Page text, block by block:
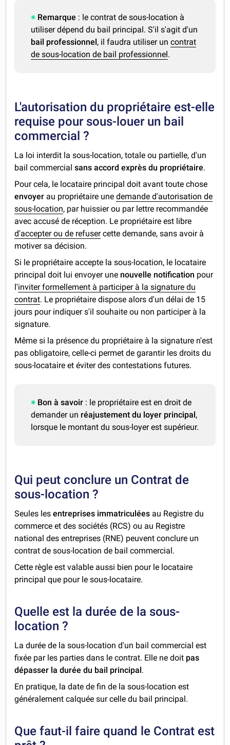
Remarque : le contrat de sous-location à
utiliser dépend du bail principal. S'il s'agit d'un
bail professionnel, il faudra utiliser uncontrat
de sous-location de bail professionnel.
L'autorisation du propriétaire est-elle
requise pour sous-louer un bail
commercial ?
La loi interdit la sous-location, totale ou partielle, d'un
bail commercialsans accord exprès du propriétaire.
Pour cela, le locataire principal doit avant toute chose
envoyer au propriétaire unedemande d'autorisation de
sous-location, par huissier ou par lettre recommandée
avec accusé de réception. Le propriétaire est libre
d'accepter ou de refusercette demande, sans avoir à
motiver sa décision.
Si le propriétaire accepte la sous-location, le locataire
principal doit lui envoyer une nouvelle notification pour
l'inviter formellement à participer à la signature du
contrat. Le propriétaire dispose alors d'un délai de 15
jours pour indiquer s'il souhaite ou non participer à la
signature.
Même si la présence du propriétaire à la signature n'est
pas obligatoire, celle-ci permet de garantir les droits du
sous-locataire et éviter des contestations futures.
Bon à savoir : le propriétaire est en droit de
demander un réajustement du loyer principal,
lorsque le montant du sous-loyer est supérieur.
Qui peut conclure un Contrat de
sous-location ?
Seules lesentreprises immatriculées au Registre du
commerce et des sociétés (RCS) ou au Registre
national des entreprises (RNE) peuvent conclure un
contrat de sous-location de bail commercial.
Cette règle est valable aussi bien pour le locataire
principal que pour le sous-locataire.
Quelle est la durée de la sous-
location ?
La durée de la sous-location d'un bail commercial est
fixée par les parties dans le contrat. Elle ne doit pas
dépasser la durée du bail principal.
En pratique, la date de fin de la sous-location est
généralement calquée sur celle du bail principal.
Que faut-il faire quand le Contrat est